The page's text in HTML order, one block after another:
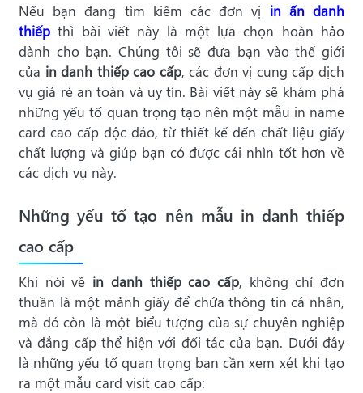
Nếu bạn đang tìm kiếm các đơn vị in ấn danh
thiếp thì bài viết này là một lựa chọn hoàn hảo
dành cho bạn. Chúng tôi sẽ đưa bạn vào thế giới
của in danh thiếp cao cấp, các đơn vị cung cấp dịch
vụ giá rẻ an toàn và uy tín. Bài viết này sẽ khám phá
những yếu tố quan trọng tạo nên một mẫu in name
card cao cấp độc đáo, từ thiết kế đến chất liệu giấy
chất lượng và giúp bạn có được cái nhìn tốt hơn về
các dịch vụ này.
Những yếu tố tạo nên mẫu in danh thiếp
cao cấp
Khi nói về in danh thiếp cao cấp, không chỉ đơn
thuần là một mảnh giấy để chứa thông tin cá nhân,
mà đó còn là một biểu tượng của sự chuyên nghiệp
và đẳng cấp thể hiện với đối tác của bạn. Dưới đây
là những yếu tố quan trọng bạn cần xem xét khi tạo
ra một mẫu card visit cao cấp: